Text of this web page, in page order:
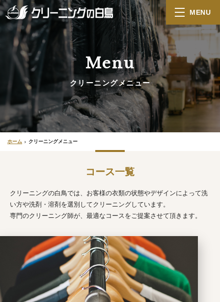
MENU
Menu
クリーニングメニュー
ホーム クリーニングメニュー
コース一覧
クリーニングの白鳥では、お客様の衣類の状態やデザインによって洗
い方や洗剤・溶剤を選別してクリーニングしています。
専門のクリーニング師が、最適なコースをご提案させて頂きます。